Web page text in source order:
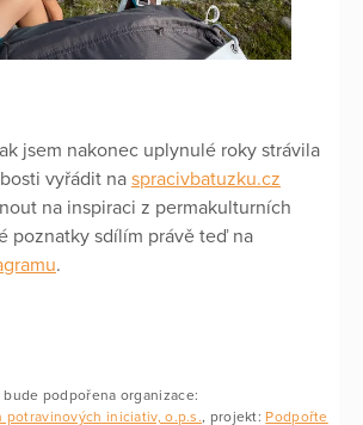
jsem nakonec uplynulé roky strávila
vyřádit na spracivbatuzku.cz
na inspiraci z permakulturních
poznatky sdílím právě teď na
.
podpořena organizace:
potravinových iniciativ, o.p.s., projekt: Podpořte